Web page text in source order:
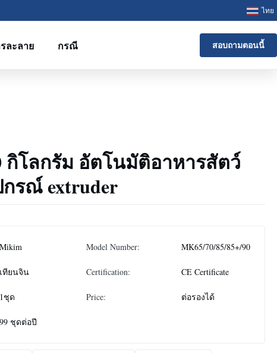
ไทย
ละลาย กรณี สอบถามตอนนี้
กิโลกรัม อัตโนมัติอาหารสัตว์
รณ์ extruder
Mikim Model Number: MK65/70/85/85+/90
เทียนจิน Certification: CE Certificate
1ชุด Price: ต่อรองได้
99 ชุดต่อปี